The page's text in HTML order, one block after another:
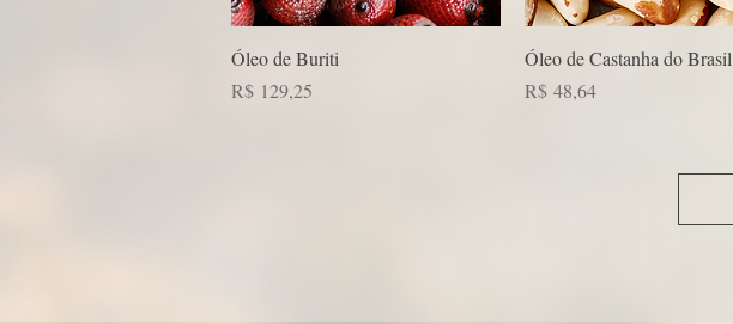
Visualização rápida
Óleo de Buriti
Preço
R$ 129,25
Visualização rápida
Óleo de Castanha do Brasil
Preço
R$ 48,64